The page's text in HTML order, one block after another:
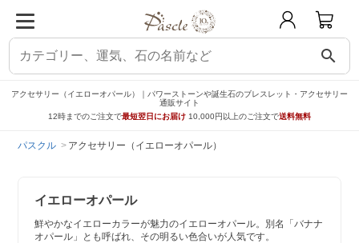
search
アクセサリー（イエローオパール）｜パワーストーンや誕生石のブレスレット・アクセサリー
通販サイト
12時までのご注文で最短翌日にお届け 10,000円以上のご注文で送料無料
パスクル アクセサリー（イエローオパール）
イエローオパール
鮮やかなイエローカラーが魅力のイエローオパール。別名「バナナ
オパール」とも呼ばれ、その明るい色合いが人気です。